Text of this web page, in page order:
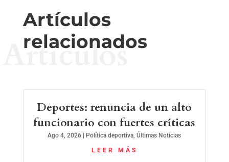
Artículos
relacionados
Artículos
Deportes: renuncia de un alto
funcionario con fuertes críticas
Ago 4, 2026 Política deportiva,Últimas Noticias
LEER MÁS